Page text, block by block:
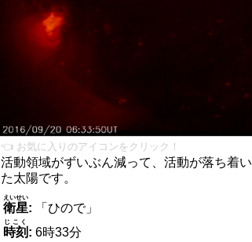
👈 お気に入りのアイコンをクリック！
活動領域がずいぶん減って、活動が落ち着い
た太陽です。
衛星
えいせい
:
「ひので」
時刻
じこく
: 6時33分